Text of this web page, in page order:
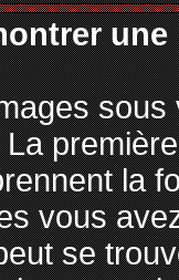
la
vous
se